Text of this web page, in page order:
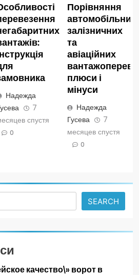
Надежда
7
спустя
0
Порівняння
автомобільних,
залізничних
та
авіаційних
плюси і
мінуси
Надежда
Гусева
7
месяцев спустя
0
SEARCH
качество\» ворот в